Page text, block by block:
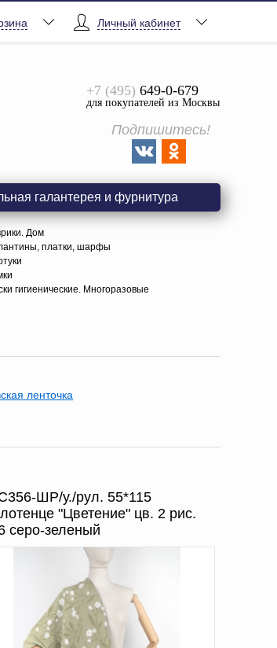
Личный кабинет
+7 (495) 649-0-679
для покупателей из Москвы
Подпишитесь!
галантерея и фурнитура
Дом
платки, шарфы
гигиенические. Многоразовые
ленточка
ШР/у./рул. 55*115
"Цветение" цв. 2 рис.
серо-зеленый